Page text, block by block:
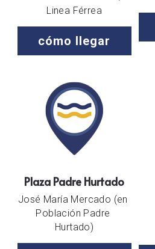
Linea Férrea
cómo llegar
Plaza Padre Hurtado
José María Mercado (en
Población Padre
Hurtado)